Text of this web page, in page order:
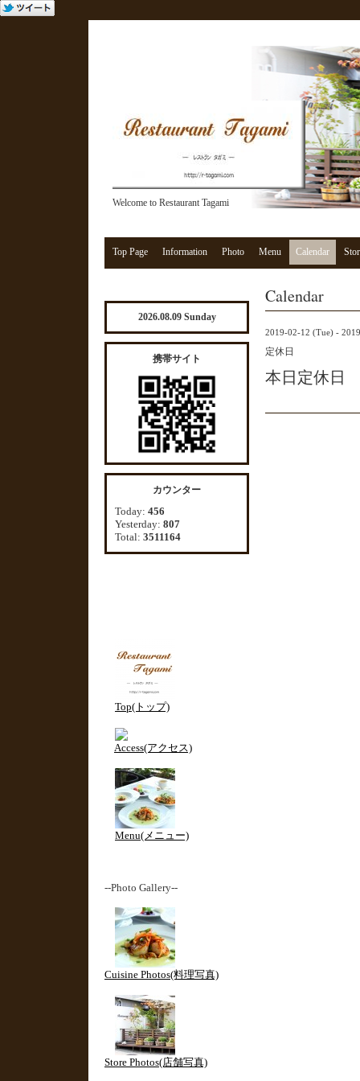
Welcome to Restaurant Tagami
Top Page Information Photo Menu Calendar
Calendar
2019-02-12 (Tue) -
定休日
本日定休日
2026.08.09 Sunday
携帯サイト
カウンター
Today: 456
Yesterday: 807
Total: 3511164
Top(トップ)
Access(アクセス)
Menu(メニュー)
--Photo Gallery--
Cuisine Photos(料理写真)
Store Photos(店舗写真)